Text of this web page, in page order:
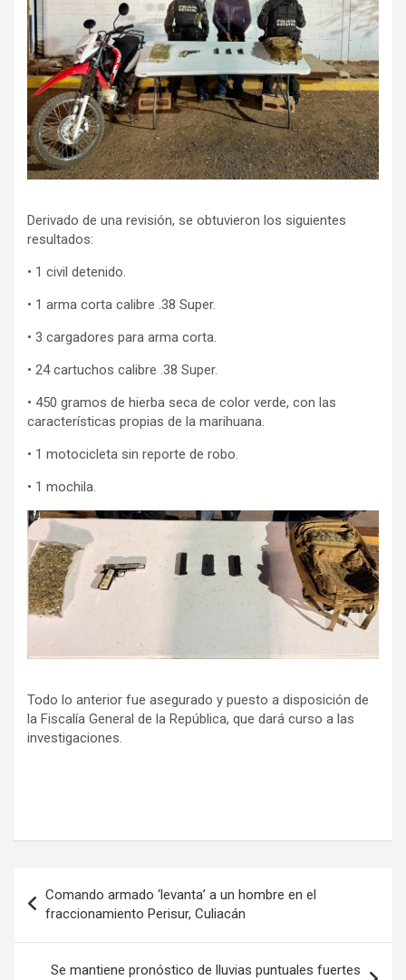
Derivado de una revisión, se obtuvieron los siguientes
resultados:
• 1 civil detenido.
• 1 arma corta calibre .38 Super.
• 3 cargadores para arma corta.
• 24 cartuchos calibre .38 Super.
• 450 gramos de hierba seca de color verde, con las
características propias de la marihuana.
• 1 motocicleta sin reporte de robo.
• 1 mochila.
Todo lo anterior fue asegurado y puesto a disposición de
la Fiscalía General de la República, que dará curso a las
investigaciones.
de
entradas
Comando armado ‘levanta’ a un hombre en el
fraccionamiento Perisur, Culiacán
Se mantiene pronóstico de lluvias puntuales fuertes